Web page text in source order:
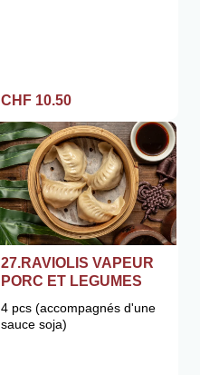
CHF 10.50
27.RAVIOLIS VAPEUR
PORC ET LEGUMES
4 pcs (accompagnés d'une
sauce soja)